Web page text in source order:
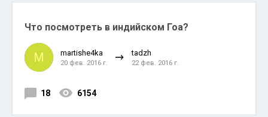
Что посмотреть в индийском Гоа?
M martishe4ka
20 фев. 2016 г.
tadzh
22 фев. 2016 г.
18 6154